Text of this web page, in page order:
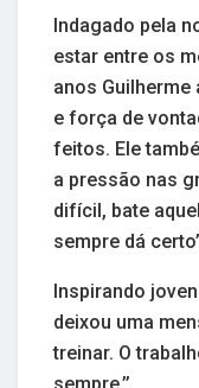
Indagado pela
estar entre os
anos
e força de
feitos. Ele
a pressão nas
difícil, bate
sempre dá
Inspirando
deixou uma
treinar. O
sempre.’’